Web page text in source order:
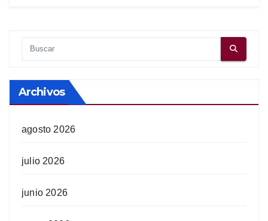
Archivos
agosto 2026
julio 2026
junio 2026